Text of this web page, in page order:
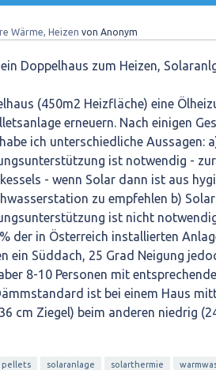
Wärme, Heizen von Anonym
Doppelhaus zum Heizen,
(450m2 Heizfläche) eine
erneuern. Nach einigen
ich unterschiedliche Aussagen:
ist notwendig -
- wenn Solar dann ist aus
zu empfehlen b)
ist nicht
der in Österreich installierten
ein Süddach, 25 Grad Neigung
8-10 Personen mit
ist bei einem Haus
cm Ziegel) beim anderen niedrig
pellets solaranlage solarthermie